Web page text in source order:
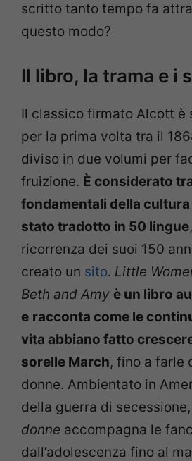
scritto tanto tempo fa
questo modo?
Il libro, la trama e i
Il classico firmato Alcott è
per la prima volta tra il
diviso in due volumi per
fruizione. È considerato
fondamentali della cultura
stato tradotto in 50 lingue
ricorrenza dei suoi 150
creato un sito. Little
Beth and Amy è un libro
e racconta come le
vita abbiano fatto
sorelle March, fino a farle
donne. Ambientato in
della guerra di secessione,
donne accompagna le
dall’adolescenza fino al